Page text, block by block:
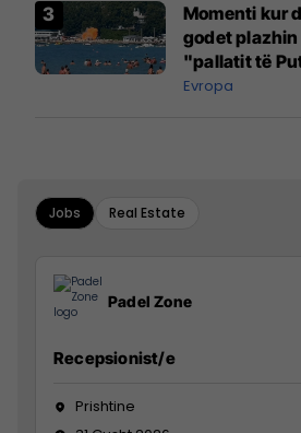
Momenti kur
godet plazhin
"pallatit të
Evropa
Jobs Real Estate
Padel Zone
Recepsionist/e
Prishtine